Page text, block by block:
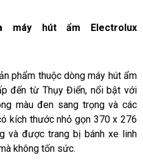
hút ẩm Electrolux
phẩm thuộc dòng máy hút ẩm
đến từ Thụy Điển, nổi bật với
màu đen sang trọng và các
kích thước nhỏ gọn 370 x 276
và được trang bị bánh xe linh
không tốn sức.